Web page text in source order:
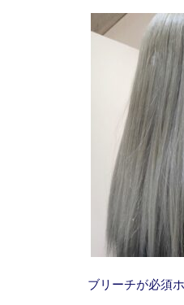
ブリーチが必須